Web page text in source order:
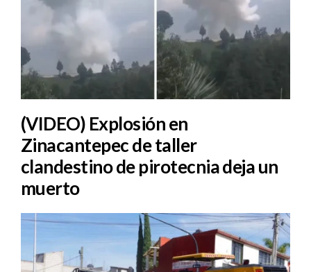
(VIDEO) Explosión en
Zinacantepec de taller
clandestino de pirotecnia deja un
muerto